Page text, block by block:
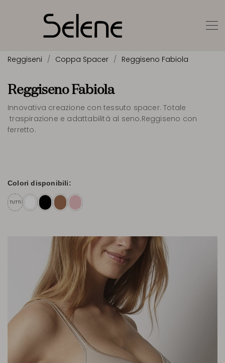
Reggiseni Coppa Spacer Reggiseno Fabiola
Reggiseno Fabiola
Innovativa creazione con tessuto spacer. Totale
traspirazione e adattabilitá al seno.Reggiseno con
ferretto.
Colori disponibili:
TUTTI